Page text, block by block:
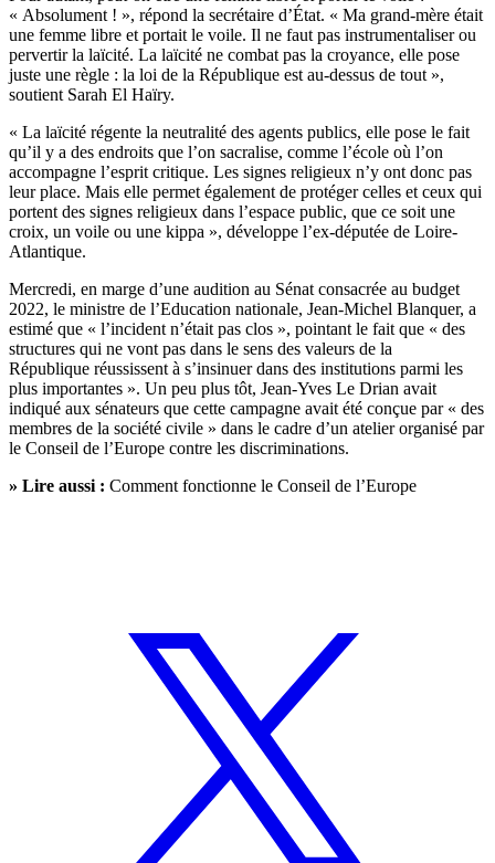
« Absolument ! », répond la secrétaire d’État. « Ma grand-mère était
une femme libre et portait le voile. Il ne faut pas instrumentaliser ou
pervertir la laïcité. La laïcité ne combat pas la croyance, elle pose
juste une règle : la loi de la République est au-dessus de tout »,
soutient Sarah El Haïry.
« La laïcité régente la neutralité des agents publics, elle pose le fait
qu’il y a des endroits que l’on sacralise, comme l’école où l’on
accompagne l’esprit critique. Les signes religieux n’y ont donc pas
leur place. Mais elle permet également de protéger celles et ceux qui
portent des signes religieux dans l’espace public, que ce soit une
croix, un voile ou une kippa », développe l’ex-députée de Loire-
Atlantique.
Mercredi, en marge d’une audition au Sénat consacrée au budget
2022, le ministre de l’Education nationale, Jean-Michel Blanquer, a
estimé que « l’incident n’était pas clos », pointant le fait que « des
structures qui ne vont pas dans le sens des valeurs de la
République réussissent à s’insinuer dans des institutions parmi les
plus importantes ». Un peu plus tôt, Jean-Yves Le Drian avait
indiqué aux sénateurs que cette campagne avait été conçue par « des
membres de la société civile » dans le cadre d’un atelier organisé par
le Conseil de l’Europe contre les discriminations.
» Lire aussi : Comment fonctionne le Conseil de l’Europe